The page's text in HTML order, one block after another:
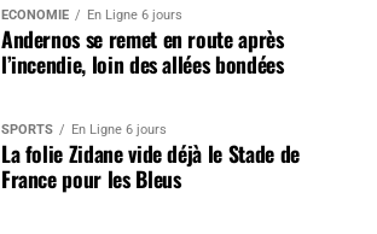
ÉCONOMIE En Ligne 6 jours
Andernos se remet en route après
l’incendie, loin des allées bondées
SPORTS En Ligne 6 jours
La folie Zidane vide déjà le Stade de
France pour les Bleus